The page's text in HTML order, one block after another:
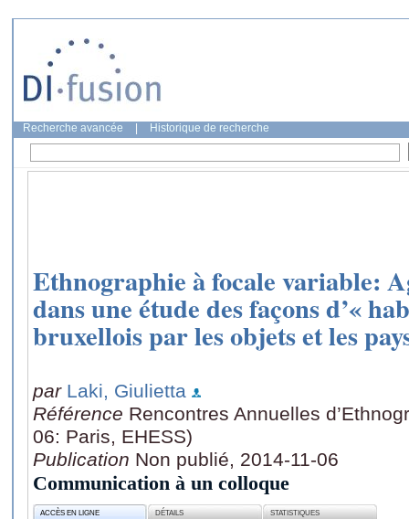
Recherche avancée Historique de recherche
Ethnographie à focale variable:
dans une étude des façons d’«
bruxellois par les objets et les
par Laki, Giulietta
Référence Rencontres Annuelles
06: Paris, EHESS)
Publication Non publié, 2014-11-06
Communication à un colloque
ACCÈS EN LIGNE DÉTAILS STATISTIQUES